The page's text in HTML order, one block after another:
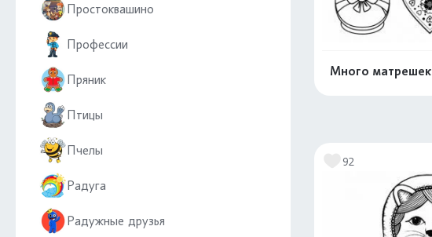
Простоквашино
Профессии
Пряник
Птицы
Пчелы
Радуга
Радужные друзья
Много матрешек
92